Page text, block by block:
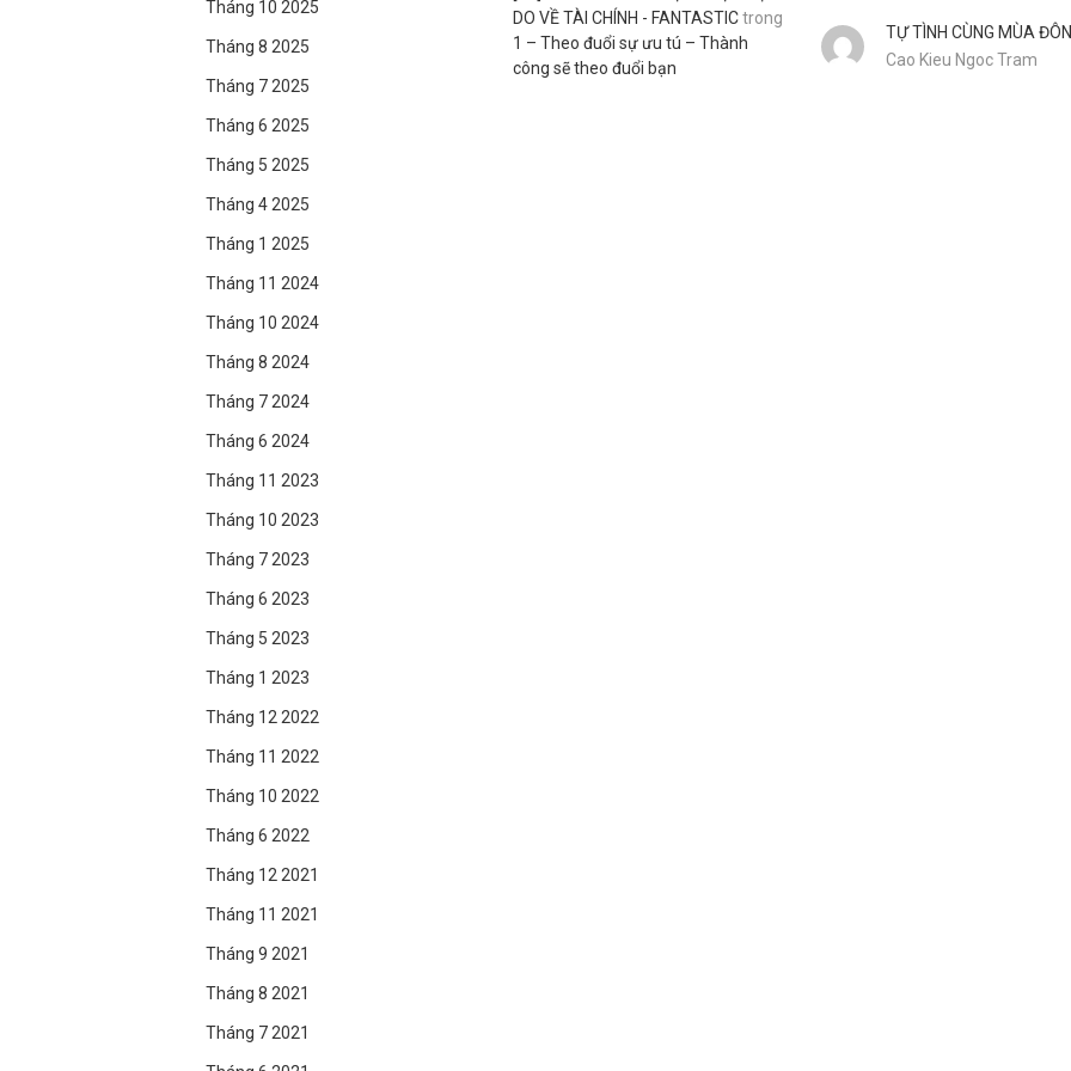
Tháng 10 2025
Tháng 8 2025
Tháng 7 2025
Tháng 6 2025
Tháng 5 2025
Tháng 4 2025
Tháng 1 2025
Tháng 11 2024
Tháng 10 2024
Tháng 8 2024
Tháng 7 2024
Tháng 6 2024
Tháng 11 2023
Tháng 10 2023
Tháng 7 2023
Tháng 6 2023
Tháng 5 2023
Tháng 1 2023
Tháng 12 2022
Tháng 11 2022
Tháng 10 2022
Tháng 6 2022
Tháng 12 2021
Tháng 11 2021
Tháng 9 2021
Tháng 8 2021
Tháng 7 2021
DO VỀ TÀI CHÍNH - FANTASTICtrong
1 – Theo đuổi sự ưu tú – Thành
công sẽ theo đuổi bạn
TỰ TÌNH CÙNG MÙA
Cao Kieu Ngoc Tram